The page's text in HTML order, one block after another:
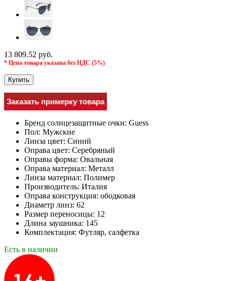
13 809.52 руб.
* Цена товара указана без НДС (5%)
Купить
Заказать примерку товара
Бренд солнцезащитные очки: Guess
Пол: Мужcкие
Линза цвет: Синий
Оправа цвет: Серебряный
Оправы форма: Овальная
Оправа материал: Металл
Линза материал: Полимер
Производитель: Италия
Оправа конструкция: ободковая
Диаметр линз: 62
Размер переносицы: 12
Длина заушника: 145
Комплектация: Футляр, салфетка
Есть в наличии